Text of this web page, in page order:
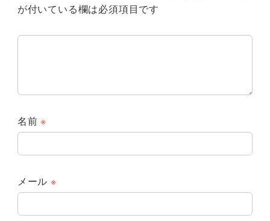
が付いている欄は必須項目です
名前※
メール ※